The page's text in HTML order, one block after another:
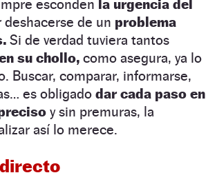
esconden la urgencia del
de un problema
Si de verdad tuviera tantos
su chollo, como asegura, ya lo
Buscar, comparar, informarse,
es obligado dar cada paso en
y sin premuras, la
así lo merece.